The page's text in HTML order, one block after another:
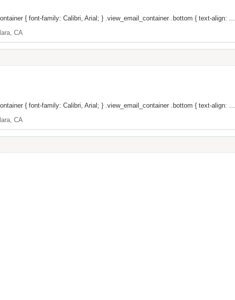
{ font-family: Calibri, Arial; } .view_email_container .bottom { text-align: ...
CA
{ font-family: Calibri, Arial; } .view_email_container .bottom { text-align: ...
CA